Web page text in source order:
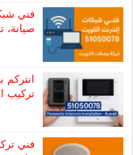
صيانة،
تركيب